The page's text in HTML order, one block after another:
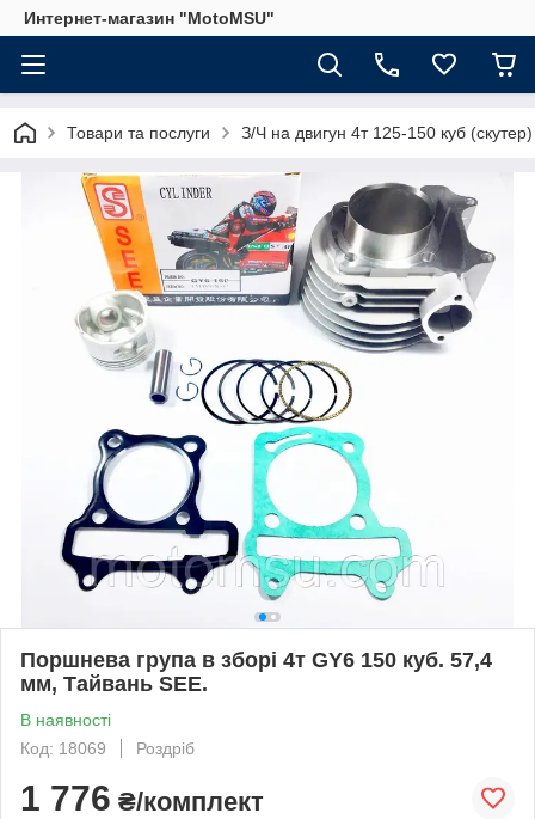
Интернет-магазин "MotoMSU"
Товари та послуги З/Ч на двигун 4т 125-150 куб (скутер)
Поршнева група в зборі 4т GY6 150 куб. 57,4
мм, Тайвань SEE.
В наявності
Код: 18069
Роздріб
1 776 ₴/комплект